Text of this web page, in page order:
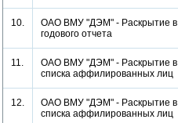
10.
ОАО ВМУ "ДЭМ" - Раскрытие в
годового отчета
11.
ОАО ВМУ "ДЭМ" - Раскрытие в
списка аффилированных
12.
ОАО ВМУ "ДЭМ" - Раскрытие в
списка аффилированных